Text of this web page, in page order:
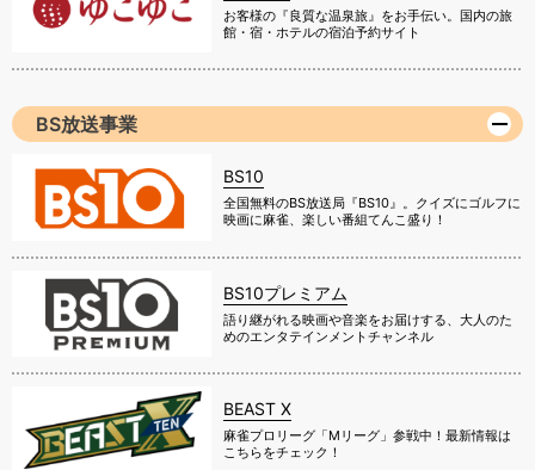
お客様の『良質な温泉旅』をお手伝い。国内の旅
館・宿・ホテルの宿泊予約サイト
BS放送事業
BS10
全国無料のBS放送局『BS10』。クイズにゴルフに
映画に麻雀、楽しい番組てんこ盛り！
BS10プレミアム
語り継がれる映画や音楽をお届けする、大人のた
めのエンタテインメントチャンネル
BEAST X
麻雀プロリーグ「Mリーグ」参戦中！最新情報は
こちらをチェック！